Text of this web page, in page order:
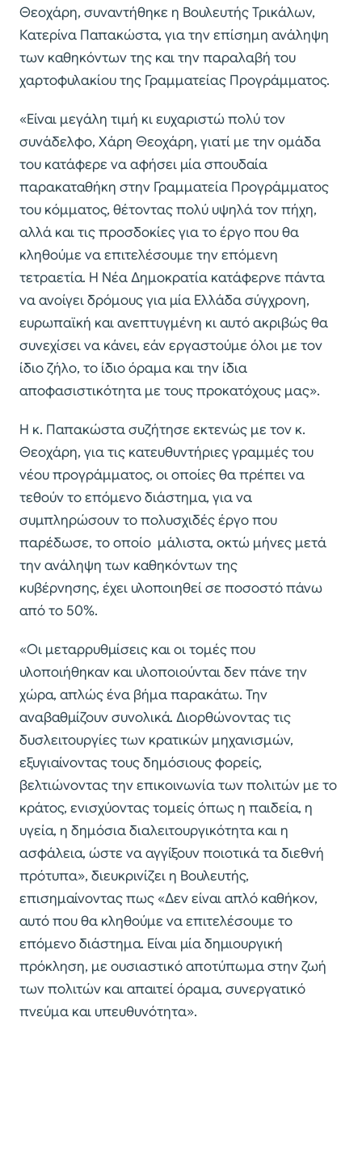
Θεοχάρη, συναντήθηκε η Βουλευτής Τρικάλων,
Κατερίνα Παπακώστα, για την επίσημη ανάληψη
των καθηκόντων της και την παραλαβή του
χαρτοφυλακίου της Γραμματείας Προγράμματος.
«Είναι μεγάλη τιμή κι ευχαριστώ πολύ τον
συνάδελφο, Χάρη Θεοχάρη, γιατί με την ομάδα
του κατάφερε να αφήσει μία σπουδαία
παρακαταθήκη στην Γραμματεία Προγράμματος
του κόμματος, θέτοντας πολύ υψηλά τον πήχη,
αλλά και τις προσδοκίες για το έργο που θα
κληθούμε να επιτελέσουμε την επόμενη
τετραετία. Η Νέα Δημοκρατία κατάφερνε πάντα
να ανοίγει δρόμους για μία Ελλάδα σύγχρονη,
ευρωπαϊκή και ανεπτυγμένη κι αυτό ακριβώς θα
συνεχίσει να κάνει, εάν εργαστούμε όλοι με τον
ίδιο ζήλο, το ίδιο όραμα και την ίδια
αποφασιστικότητα με τους προκατόχους μας».
Η κ. Παπακώστα συζήτησε εκτενώς με τον κ.
Θεοχάρη, για τις κατευθυντήριες γραμμές του
νέου προγράμματος, οι οποίες θα πρέπει να
τεθούν το επόμενο διάστημα, για να
συμπληρώσουν το πολυσχιδές έργο που
παρέδωσε, το οποίο μάλιστα, οκτώ μήνες μετά
την ανάληψη των καθηκόντων της
κυβέρνησης, έχει υλοποιηθεί σε ποσοστό πάνω
από το 50%.
«Οι μεταρρυθμίσεις και οι τομές που
υλοποιήθηκαν και υλοποιούνται δεν πάνε την
χώρα, απλώς ένα βήμα παρακάτω. Την
αναβαθμίζουν συνολικά. Διορθώνοντας τις
δυσλειτουργίες των κρατικών μηχανισμών,
εξυγιαίνοντας τους δημόσιους φορείς,
βελτιώνοντας την επικοινωνία των πολιτών με το
κράτος, ενισχύοντας τομείς όπως η παιδεία, η
υγεία, η δημόσια διαλειτουργικότητα και η
ασφάλεια, ώστε να αγγίξουν ποιοτικά τα διεθνή
πρότυπα», διευκρινίζει η Βουλευτής,
επισημαίνοντας πως «Δεν είναι απλό καθήκον,
αυτό που θα κληθούμε να επιτελέσουμε το
επόμενο διάστημα. Είναι μία δημιουργική
πρόκληση, με ουσιαστικό αποτύπωμα στην ζωή
των πολιτών και απαιτεί όραμα, συνεργατικό
πνεύμα και υπευθυνότητα».